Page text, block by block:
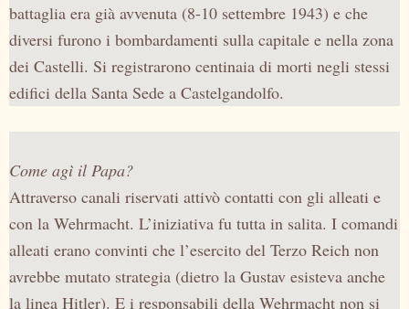
battaglia era già avvenuta (8-10 settembre 1943) e che
diversi furono i bombardamenti sulla capitale e nella zona
dei Castelli. Si registrarono centinaia di morti negli stessi
edifici della Santa Sede a Castelgandolfo.
Come agì il Papa?
Attraverso canali riservati attivò contatti con gli alleati e
con la Wehrmacht. L’iniziativa fu tutta in salita. I comandi
alleati erano convinti che l’esercito del Terzo Reich non
avrebbe mutato strategia (dietro la Gustav esisteva anche
la linea Hitler). E i responsabili della Wehrmacht non si